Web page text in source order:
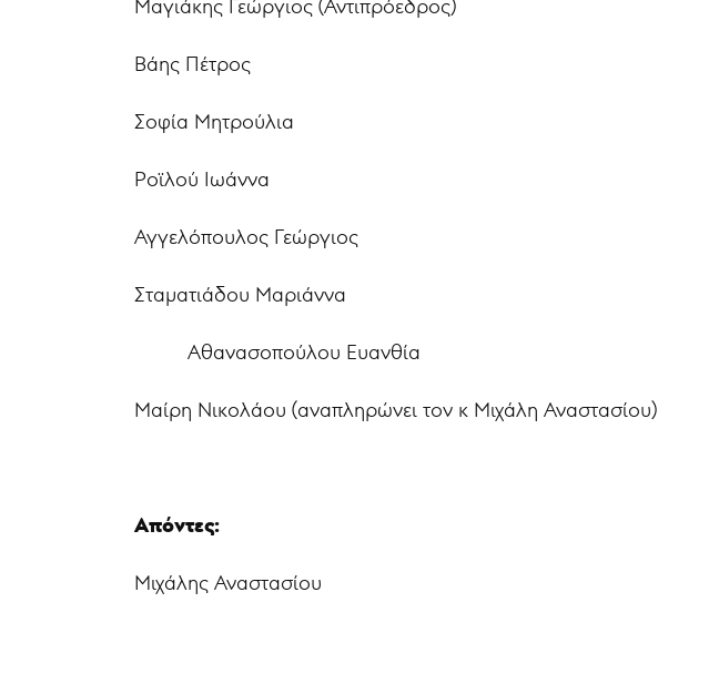
Μαγιάκης Γεώργιος (Αντιπρόεδρος)
Βάης Πέτρος
Σοφία Μητρούλια
Ροϊλού Ιωάννα
Αγγελόπουλος Γεώργιος
Σταματιάδου Μαριάννα
Αθανασοπούλου Ευανθία
Μαίρη Νικολάου (αναπληρώνει τον κ Μιχάλη Αναστασίου)
Απόντες:
Μιχάλης Αναστασίου